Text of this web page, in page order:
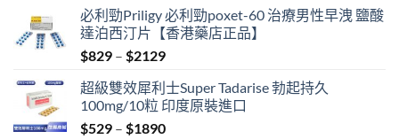
was:
$500.
is:
$399.
必利勁Priligy 必利勁poxet-60 治療男性早洩 鹽酸
達泊西汀片【香港藥店正品】
$829 – $2129Price
$829
through
$2129
超級雙效犀利士Super Tadarise 勃起持久
100mg/10粒 印度原裝進口
$529 – $1890Price